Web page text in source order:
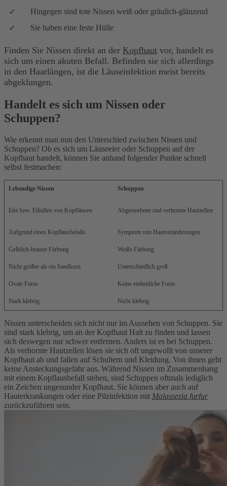
Hingegen sind tote Nissen weiß oder gräulich-glänzend
Sie haben eine feste Hülle
Finden Sie Nissen direkt an der Kopfhaut vor, handelt es
sich um einen akuten Befall. Befinden sie sich allerdings
in den Haarlängen, ist die Läuseinfektion meist bereits
abgeklungen.
Handelt es sich um Nissen oder
Schuppen?
Wie erkennt man nun den Unterschied zwischen Nissen und
Schuppen? Ob es sich um Läuseeier oder Schuppen auf der
Kopfhaut handelt, können Sie anhand folgender Punkte schnell
selbst festmachen:
Lebendige Nissen Schuppen
Eier bzw. Eihüllen von Kopfläusen Abgestorbene und verhornte Hautzellen
Aufgrund eines Kopflausbefalls Symptom von Hautveränderungen
Gelblich-braune Färbung Weiße Färbung
Nicht größer als ein Sandkorn Unterschiedlich groß
Ovale Form Keine einheitliche Form
Stark klebrig Nicht klebrig
Nissen unterscheiden sich nicht nur im Aussehen von Schuppen. Sie
sind stark klebrig, um an der Kopfhaut Halt zu finden und lassen
sich deswegen nur schwer entfernen. Anders ist es bei Schuppen.
Als verhornte Hautzellen lösen sie sich oft ungewollt von unserer
Kopfhaut ab und fallen auf Schultern und Kleidung. Von ihnen geht
keine Ansteckungsgefahr aus. Während Nissen im Zusammenhang
mit einem Kopflausbefall stehen, sind Schuppen oftmals lediglich
ein Zeichen ungesunder Kopfhaut. Sie können aber auch auf
Hauterkrankungen oder eine Pilzinfektion mit Malassezia furfur
zurückzuführen sein.